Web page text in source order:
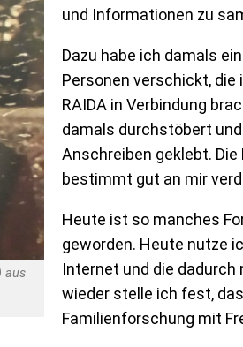
aus
und Informationen zu
Dazu habe ich damals
Personen verschickt,
RAIDA in Verbindung
damals durchstöbert
Anschreiben geklebt.
bestimmt gut an mir
Heute ist so manches
geworden. Heute nutze
Internet und die dadurch
wieder stelle ich fest,
Familienforschung mit